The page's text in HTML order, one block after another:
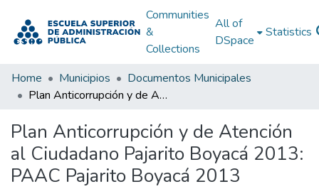
Communities
&
Collections
All of
DSpace
Statistics
Home Municipios
Documentos Municipales
Plan Anticorrupción y de Atención al Ciudadano Pajarito Boyacá 2013: PAAC Pajarito Boyacá 2013
Plan Anticorrupción y de Atención
al Ciudadano Pajarito Boyacá 2013:
PAAC Pajarito Boyacá 2013